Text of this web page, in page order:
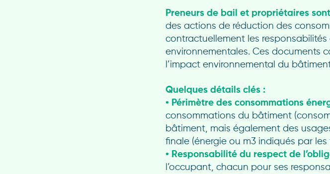
Preneurs de bail et propriétaires
des actions de réduction des
contractuellement les
environnementales. Ces documents
l’impact environnemental du
Quelques détails clés :
• Périmètre des consommations
consommations du bâtiment
bâtiment, mais également des
finale (énergie ou m3 indiqués par les
• Responsabilité du respect de
l’occupant, chacun pour ses